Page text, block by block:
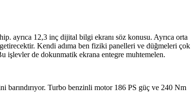
ayrıca 12,3 inç dijital bilgi ekranı söz konusu. Ayrıca orta
getirecektir. Kendi adıma ben fiziki panelleri ve düğmeleri çok
işlevler de dokunmatik ekrana entegre muhtemelen.
Turbo benzinli motor 186 PS güç ve 240 Nm